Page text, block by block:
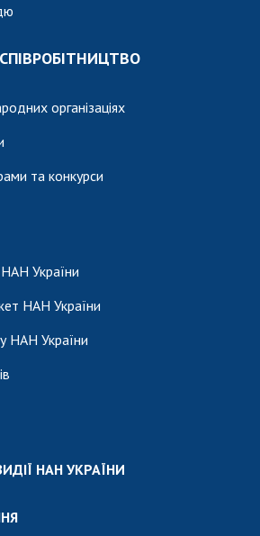
організаціях
та конкурси
України
НАН України
НАН України
НАН УКРАЇНИ